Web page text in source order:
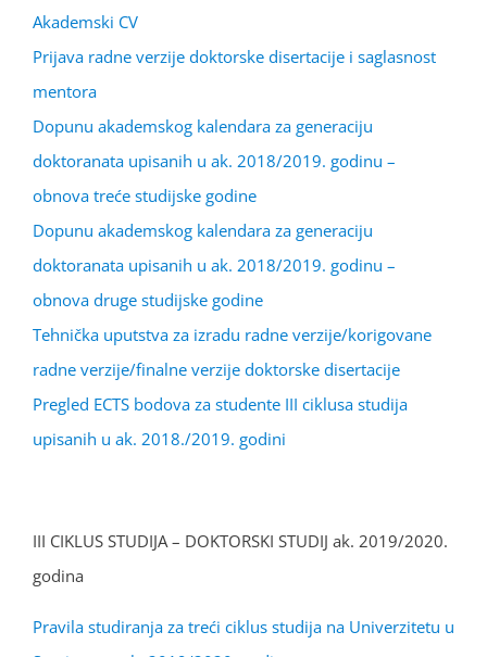
Akademski CV
Prijava radne verzije doktorske disertacije i saglasnost
mentora
Dopunu akademskog kalendara za generaciju
doktoranata upisanih u ak. 2018/2019. godinu –
obnova treće studijske godine
Dopunu akademskog kalendara za generaciju
doktoranata upisanih u ak. 2018/2019. godinu –
obnova druge studijske godine
Tehnička uputstva za izradu radne verzije/korigovane
radne verzije/finalne verzije doktorske disertacije
Pregled ECTS bodova za studente III ciklusa studija
upisanih u ak. 2018./2019. godini
III CIKLUS STUDIJA – DOKTORSKI STUDIJ ak. 2019/2020.
godina
Pravila studiranja za treći ciklus studija na Univerzitetu u